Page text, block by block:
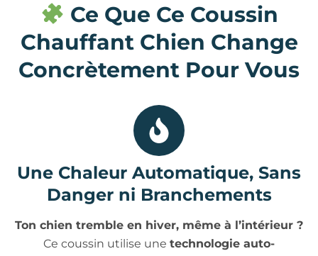
Ce Que Ce Coussin
Chauffant Chien Change
Concrètement Pour Vous
Une Chaleur Automatique, Sans
Danger ni Branchements
Ton chien tremble en hiver, même à l’intérieur ?
Ce coussin utilise une technologie auto-